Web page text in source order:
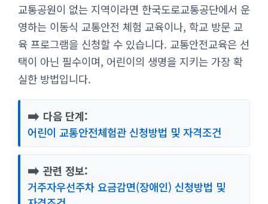
교통공원이 없는 지역이라면 한국도로교통공단에서 운
영하는 이동식 교통안전 체험 교육이나, 학교 방문 교
육 프로그램을 신청할 수 있습니다. 교통안전교육은 선
택이 아닌 필수이며, 어린이의 생명을 지키는 가장 확
실한 방법입니다.
➡️ 다음 단계:
어린이 교통안전체험관 신청방법 및 자격조건
➡️ 관련 정보:
거주자우선주차 요금감면(장애인) 신청방법 및